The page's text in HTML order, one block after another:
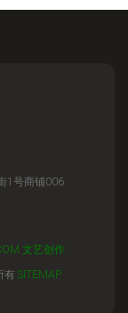
1号商铺006
文艺创作
有 SITEMAP